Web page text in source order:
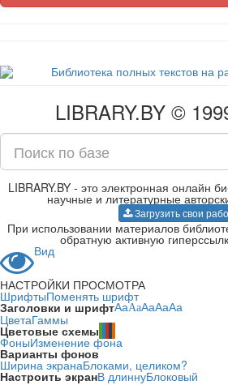
LIBRARY.BY ©
LIBRARY.BY - это электронная онлайн
научные и литературные
Загрузить свои
При использовании материалов
обратную активную
Вид
НАСТРОЙКИ ПРОСМОТРА
ШрифтыПоменять шрифт
Заголовки и шрифтAaAaAaAaAa
ЦветаГаммы
Цветовые схемы
ФоныИзменение фона
Варианты фонов
Ширина экранаБлоками, целиком?
Настроить экранВ длиннуБлоковый